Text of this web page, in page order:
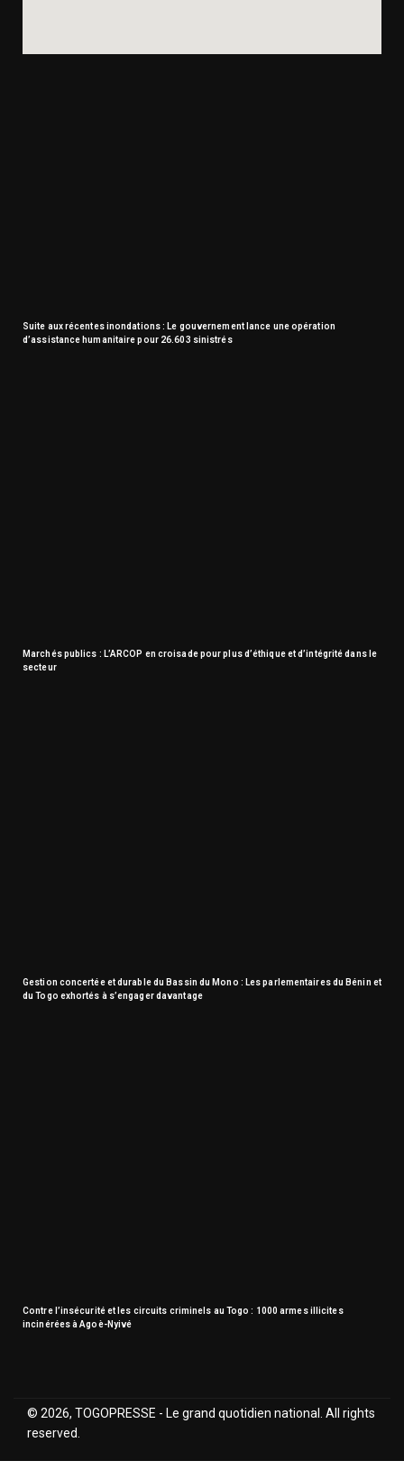
Suite aux récentes inondations : Le gouvernement lance une opération
d’assistance humanitaire pour 26.603 sinistrés
Marchés publics : L’ARCOP en croisade pour plus d’éthique et d’intégrité dans le
secteur
Gestion concertée et durable du Bassin du Mono : Les parlementaires du Bénin et
du Togo exhortés à s’engager davantage
Contre l’insécurité et les circuits criminels au Togo : 1000 armes illicites
incinérées à Agoè-Nyivé
© 2026, TOGOPRESSE - Le grand quotidien national. All rights
reserved.